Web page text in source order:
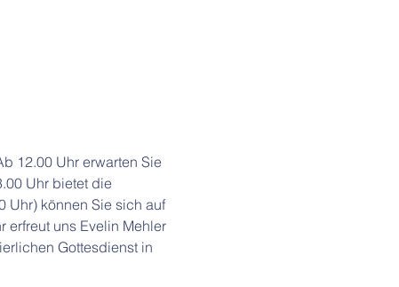
12.00 Uhr erwarten Sie
Uhr bietet die
Uhr) können Sie sich auf
erfreut uns Evelin Mehler
Gottesdienst in